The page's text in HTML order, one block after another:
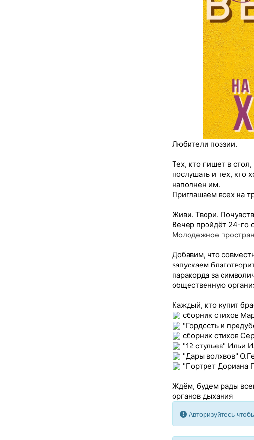
Любители поэзии.
Тех, кто пишет в стол,
послушать и тех, кто
наполнен им.
Приглашаем всех на
Живи. Твори.
Вечер пройдёт 24-го
Молодежное
Добавим, что
запускаем
паракорда за
общественную
Каждый, кто купит
сборник стихов
"Гордость и
сборник стихов
"12 стульев" Ильи
"Дары волхвов"
"Портрет Дориана
Ждём, будем рады
органов дыхания
Авторизуйтесь